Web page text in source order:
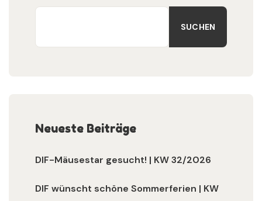
SUCHEN
Neueste Beiträge
DIF-Mäusestar gesucht! | KW 32/2026
DIF wünscht schöne Sommerferien | KW